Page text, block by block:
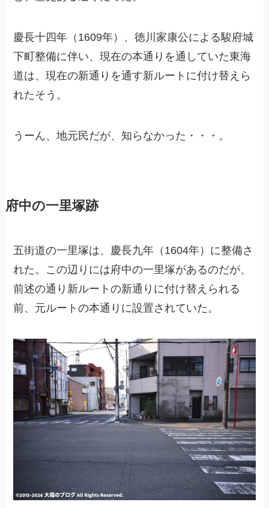
慶長十四年（1609年）、徳川家康公による駿府城
下町整備に伴い、現在の本通りを通していた東海
道は、現在の新通りを通す新ルートに付け替えら
れたそう。
うーん、地元民だが、知らなかった・・・。
府中の一里塚跡
五街道の一里塚は、慶長九年（1604年）に整備さ
れた。この辺りには府中の一里塚があるのだが、
前述の通り新ルートの新通りに付け替えられる
前、元ルートの本通りに設置されていた。